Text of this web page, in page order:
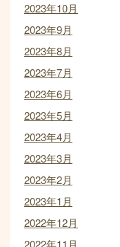
2023年10月
2023年9月
2023年8月
2023年7月
2023年6月
2023年5月
2023年4月
2023年3月
2023年2月
2023年1月
2022年12月
2022年11月